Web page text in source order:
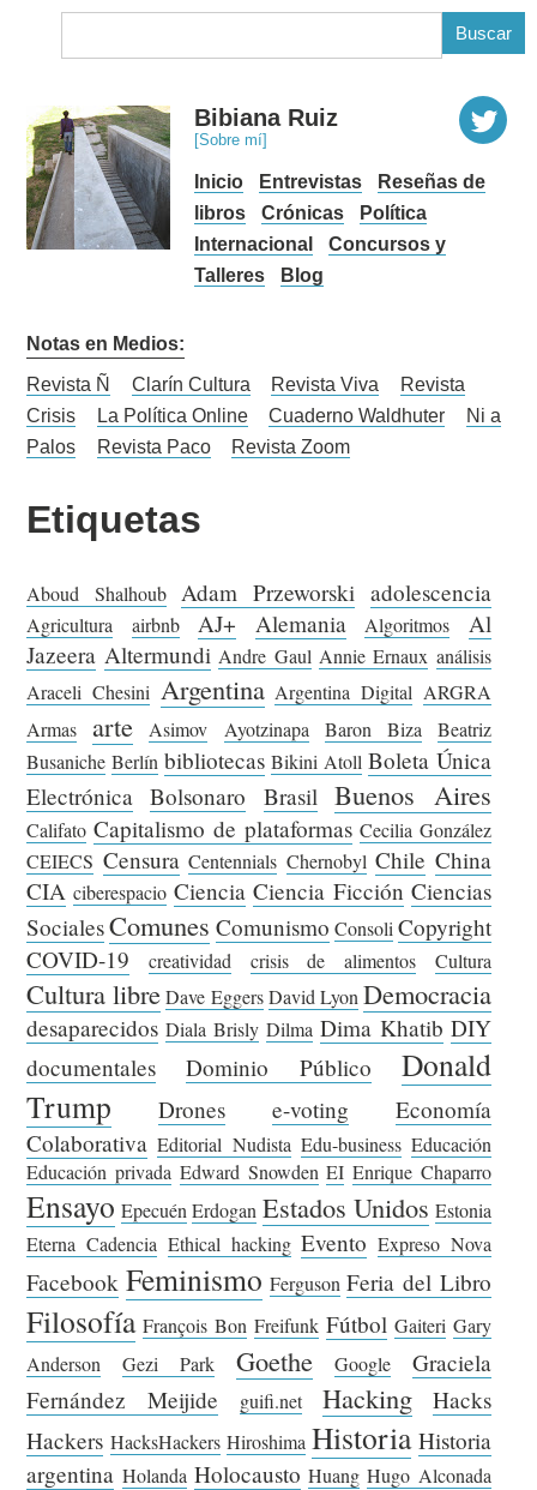
Bibiana Ruiz
[Sobre mí]
Inicio Entrevistas
Reseñas de
libros
Crónicas
Política
Internacional
Concursos y
Talleres
Blog
Notas en Medios:
Revista Ñ
Clarín Cultura Revista Viva
Revista
Crisis
La Política Online Cuaderno Waldhuter
Ni a
Palos
Revista Paco Revista Zoom
Etiquetas
Aboud Shalhoub Adam Przeworski adolescencia
Agricultura airbnb AJ+ Alemania Algoritmos
Al
Jazeera Altermundi Andre Gaul Annie Ernaux análisis
Araceli Chesini Argentina Argentina Digital ARGRA
Armas
arte Asimov Ayotzinapa Baron Biza
Beatriz
Busaniche Berlín bibliotecas Bikini Atoll Boleta Única
Electrónica Bolsonaro Brasil Buenos Aires
Califato Capitalismo de plataformas Cecilia González
CEIECS Censura Centennials Chernobyl Chile China
CIA ciberespacio Ciencia Ciencia Ficción Ciencias
SocialesComunes Comunismo Consoli Copyright
COVID-19
creatividad crisis de alimentos Cultura
Cultura libre Dave Eggers David Lyon Democracia
desaparecidos Diala Brisly Dilma Dima Khatib DIY
documentales
Dominio Público
Donald
Trump
Drones e-voting
Economía
Colaborativa Editorial Nudista Edu-business Educación
Educación privada Edward Snowden EI Enrique Chaparro
Ensayo Epecuén Erdogan Estados Unidos Estonia
Eterna Cadencia Ethical hacking Evento Expreso Nova
Facebook Feminismo Ferguson Feria del Libro
Filosofía François Bon Freifunk Fútbol Gaiteri Gary
Anderson
Gezi Park Goethe Google
Graciela
Fernández Meijide
guifi.net Hacking
Hacks
Hackers HacksHackers Hiroshima Historia Historia
argentina Holanda Holocausto Huang Hugo Alconada